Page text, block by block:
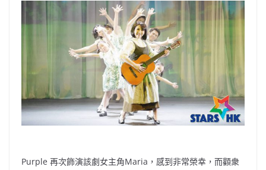
Purple 再次飾演該劇女主角Maria，感到非常榮幸，而顴衆